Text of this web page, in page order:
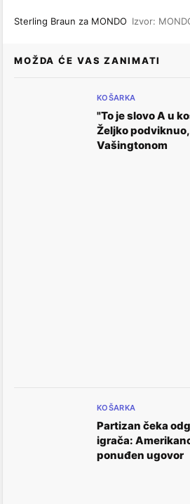
Sterling Braun za MONDO Izvor:
MOŽDA ĆE VAS ZANIMATI
KOŠARKA
"To je slovo A u
Željko
Vašingtonom
KOŠARKA
Partizan čeka
igrača:
ponuđen ugovor